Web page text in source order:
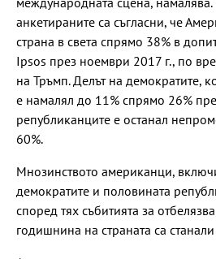
анкетираните са съгласни, че
страна в света спрямо 38% в
Ipsos през ноември 2017 г., по
на Тръмп. Делът на демократите,
е намалял до 11% спрямо 26%
републиканците е останал
60%.
Мнозинството американци,
демократите и половината
според тях събитията за
годишнина на страната са